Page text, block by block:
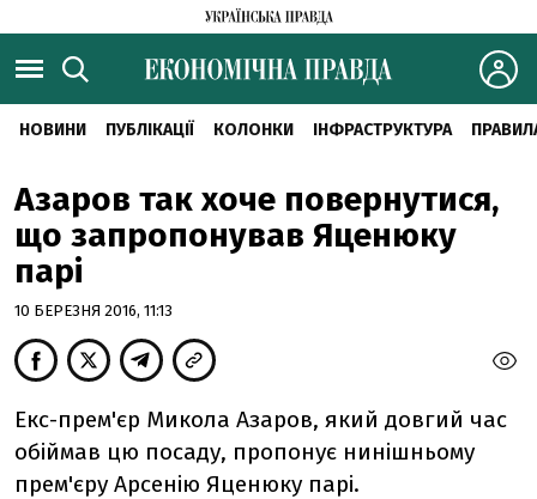
НОВИНИ ПУБЛІКАЦІЇ КОЛОНКИ ІНФРАСТРУКТУРА
Азаров так хоче повернутися,
що запропонував Яценюку
парі
10 БЕРЕЗНЯ 2016, 11:13
Екс-прем'єр Микола Азаров, який довгий час
обіймав цю посаду, пропонує нинішньому
прем'єру Арсенію Яценюку парі.